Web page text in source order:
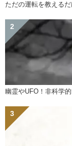
ただの運転を教える
幽霊やUFO！非科学